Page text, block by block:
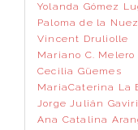
Yolanda Gómez
Paloma de la Nuez
Vincent Druliolle
Mariano C. Melero
Cecilia Güemes
MariaCaterina La
Jorge Julián
Ana Catalina